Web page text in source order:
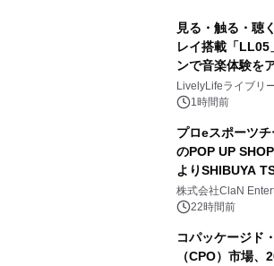
見る・触る・聴
レイ搭載「LL05
ンで音楽体験を
LivelyLifeライブリ
1時間前
プロeスポーツチ
のPOP UP
よりSHIBUYA
開催決定！！
株式会社ClaN
22時間前
コパッケージド
（CPO）市場